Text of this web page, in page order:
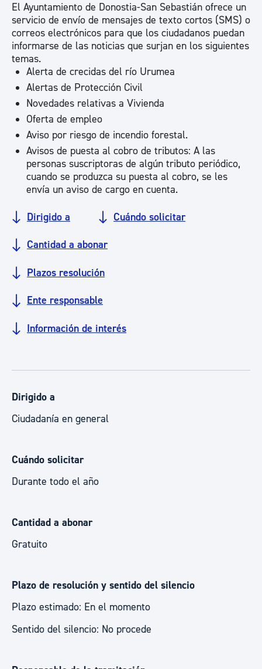
El Ayuntamiento de Donostia-San Sebastián ofrece un
servicio de envío de mensajes de texto cortos (SMS) o
correos electrónicos para que los ciudadanos puedan
informarse de las noticias que surjan en los siguientes
temas.
Alerta de crecidas del río Urumea
Alertas de Protección Civil
Novedades relativas a Vivienda
Oferta de empleo
Aviso por riesgo de incendio forestal.
Avisos de puesta al cobro de tributos: A las
personas suscriptoras de algún tributo periódico,
cuando se produzca su puesta al cobro, se les
envía un aviso de cargo en cuenta.
Dirigido a Cuándo solicitar
Cantidad a abonar
Plazos resolución
Ente responsable
Información de interés
Dirigido a
Ciudadanía en general
Cuándo solicitar
Durante todo el año
Cantidad a abonar
Gratuito
Plazo de resolución y sentido del silencio
Plazo estimado: En el momento
Sentido del silencio: No procede